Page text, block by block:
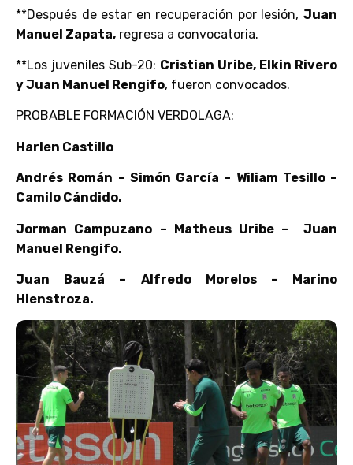
**Después de estar en recuperación por lesión, Juan
Manuel Zapata, regresa a convocatoria.
**Los juveniles Sub-20: Cristian Uribe, Elkin Rivero
y Juan Manuel Rengifo, fueron convocados.
PROBABLE FORMACIÓN VERDOLAGA:
Harlen Castillo
Andrés Román – Simón García – Wiliam Tesillo –
Camilo Cándido.
Jorman Campuzano – Matheus Uribe – Juan
Manuel Rengifo.
Juan Bauzá – Alfredo Morelos – Marino
Hienstroza.